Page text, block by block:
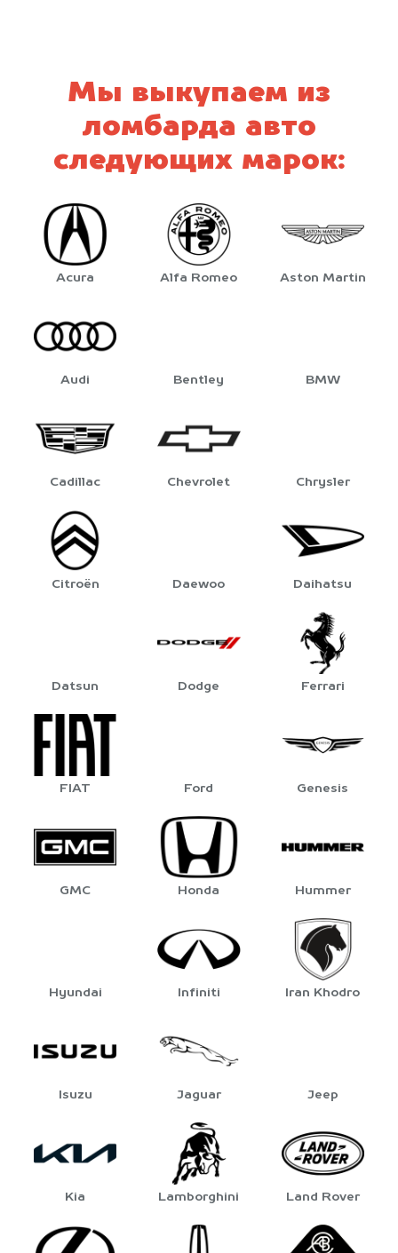
Мы выкупаем из
ломбарда авто
следующих марок:
Acura Alfa Romeo Aston Martin
Audi Bentley BMW
Cadillac Chevrolet Chrysler
Citroën Daewoo Daihatsu
Datsun Dodge Ferrari
FIAT Ford Genesis
GMC Honda Hummer
Hyundai Infiniti Iran Khodro
Isuzu Jaguar Jeep
Kia Lamborghini Land Rover